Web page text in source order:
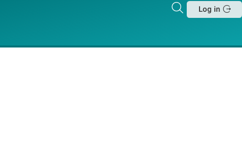
Zoeken
Log in